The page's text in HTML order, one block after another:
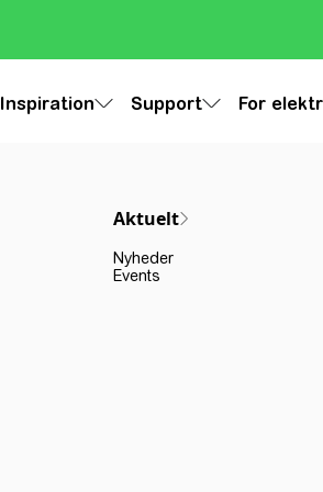
Inspiration Support For
Aktuelt
Nyheder
Events